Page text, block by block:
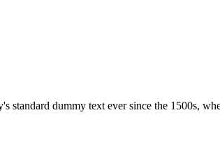
dummy text ever since the 1500s,